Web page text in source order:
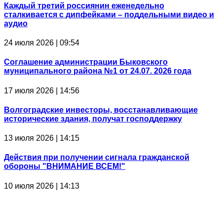
Каждый третий россиянин еженедельно
сталкивается с дипфейками – поддельными видео и
аудио
24 июля 2026 | 09:54
Соглашение администрации Быковского
муниципального района №1 от 24.07. 2026 года
17 июля 2026 | 14:56
Волгоградские инвесторы, восстанавливающие
исторические здания, получат господдержку
13 июля 2026 | 14:15
Действия при получении сигнала гражданской
обороны "ВНИМАНИЕ ВСЕМ!"
10 июля 2026 | 14:13